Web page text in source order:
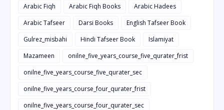
Arabic Fiqh
Arabic Fiqh Books
Arabic Hadees
Arabic Tafseer
Darsi Books
English Tafseer Book
Gulrez_misbahi
Hindi Tafseer Book
Islamiyat
Mazameen
onilne_five_years_course_five_qurater_frist
onilne_five_years_course_five_qurater_sec
onilne_five_years_course_four_qurater_frist
onilne_five_years_course_four_qurater_sec